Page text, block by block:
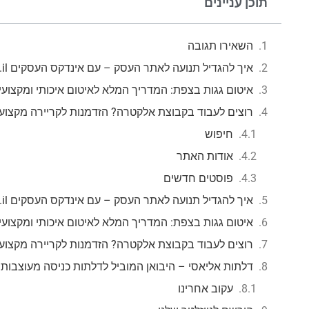
השאירו תגובה
איך להגדיל תנועה לאתר העסק – עם אינדקס העסקים mzr.co.il
איטום גגות בצפת: המדריך המלא לאיטום איכותי
רוצים לעבוד בקבוצת אלקטרה? הזדמנות לקריירה
חיפוש
אודות האתר
פוסטים חדשים
איך להגדיל תנועה לאתר העסק – עם אינדקס העסקים mzr.co.il
איטום גגות בצפת: המדריך המלא לאיטום איכותי
רוצים לעבוד בקבוצת אלקטרה? הזדמנות לקריירה
דלתות אליאסי – היבואן המוביל לדלתות כניסה
עקוב אחרינו